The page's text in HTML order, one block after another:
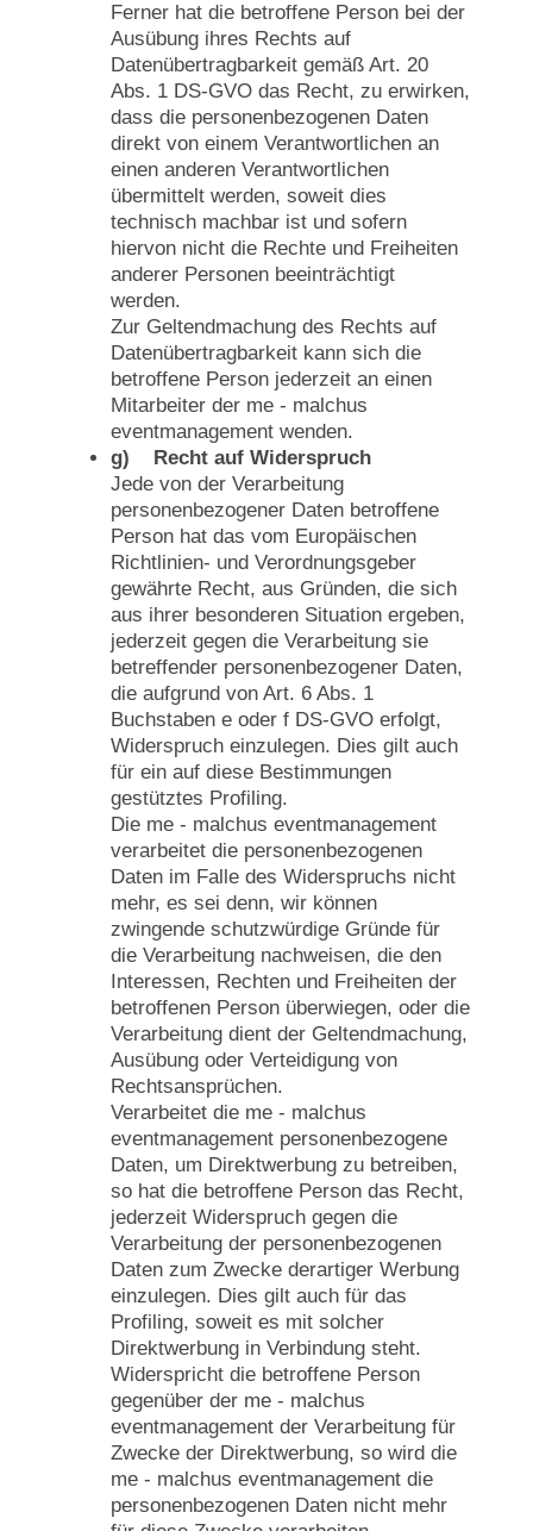
Ferner hat die betroffene Person bei der
Ausübung ihres Rechts auf
Datenübertragbarkeit gemäß Art. 20
Abs. 1 DS-GVO das Recht, zu erwirken,
dass die personenbezogenen Daten
direkt von einem Verantwortlichen an
einen anderen Verantwortlichen
übermittelt werden, soweit dies
technisch machbar ist und sofern
hiervon nicht die Rechte und Freiheiten
anderer Personen beeinträchtigt
werden.
Zur Geltendmachung des Rechts auf
Datenübertragbarkeit kann sich die
betroffene Person jederzeit an einen
Mitarbeiter der me - malchus
eventmanagement wenden.
g) Recht auf Widerspruch
Jede von der Verarbeitung
personenbezogener Daten betroffene
Person hat das vom Europäischen
Richtlinien- und Verordnungsgeber
gewährte Recht, aus Gründen, die sich
aus ihrer besonderen Situation ergeben,
jederzeit gegen die Verarbeitung sie
betreffender personenbezogener Daten,
die aufgrund von Art. 6 Abs. 1
Buchstaben e oder f DS-GVO erfolgt,
Widerspruch einzulegen. Dies gilt auch
für ein auf diese Bestimmungen
gestütztes Profiling.
Die me - malchus eventmanagement
verarbeitet die personenbezogenen
Daten im Falle des Widerspruchs nicht
mehr, es sei denn, wir können
zwingende schutzwürdige Gründe für
die Verarbeitung nachweisen, die den
Interessen, Rechten und Freiheiten der
betroffenen Person überwiegen, oder die
Verarbeitung dient der Geltendmachung,
Ausübung oder Verteidigung von
Rechtsansprüchen.
Verarbeitet die me - malchus
eventmanagement personenbezogene
Daten, um Direktwerbung zu betreiben,
so hat die betroffene Person das Recht,
jederzeit Widerspruch gegen die
Verarbeitung der personenbezogenen
Daten zum Zwecke derartiger Werbung
einzulegen. Dies gilt auch für das
Profiling, soweit es mit solcher
Direktwerbung in Verbindung steht.
Widerspricht die betroffene Person
gegenüber der me - malchus
eventmanagement der Verarbeitung für
Zwecke der Direktwerbung, so wird die
me - malchus eventmanagement die
personenbezogenen Daten nicht mehr